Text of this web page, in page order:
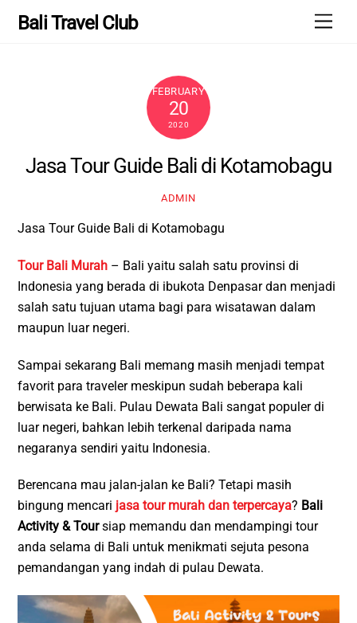
Bali Travel Club
FEBRUARY
20
2020
Jasa Tour Guide Bali di Kotamobagu
ADMIN
Jasa Tour Guide Bali di Kotamobagu
Tour Bali Murah – Bali yaitu salah satu provinsi di
Indonesia yang berada di ibukota Denpasar dan menjadi
salah satu tujuan utama bagi para wisatawan dalam
maupun luar negeri.
Sampai sekarang Bali memang masih menjadi tempat
favorit para traveler meskipun sudah beberapa kali
berwisata ke Bali. Pulau Dewata Bali sangat populer di
luar negeri, bahkan lebih terkenal daripada nama
negaranya sendiri yaitu Indonesia.
Berencana mau jalan-jalan ke Bali? Tetapi masih
bingung mencari jasa tour murah dan terpercaya? Bali
Activity & Toursiap memandu dan mendampingi tour
anda selama di Bali untuk menikmati sejuta pesona
pemandangan yang indah di pulau Dewata.